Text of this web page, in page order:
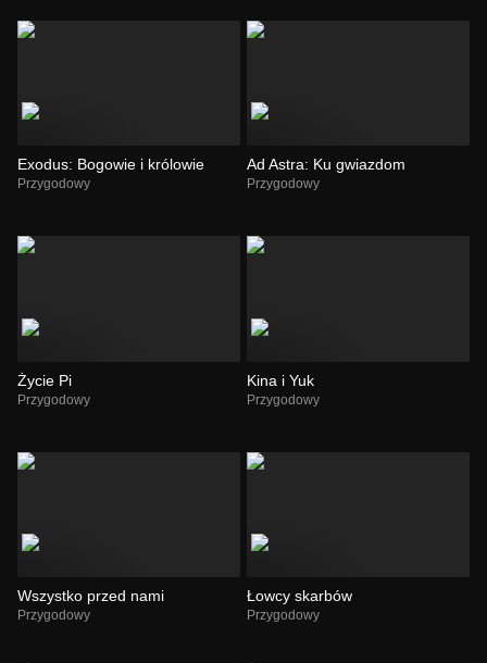
Exodus: Bogowie i królowie
Przygodowy
Ad Astra: Ku gwiazdom
Przygodowy
Życie Pi
Przygodowy
Kina i Yuk
Przygodowy
Wszystko przed nami
Przygodowy
Łowcy skarbów
Przygodowy